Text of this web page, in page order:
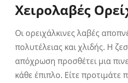
Χειρολαβές
Οι ορειχάλκινες λαβές
πολυτέλειας και χλιδής. Η
απόχρωση προσθέτει μια
κάθε έπιπλο. Είτε προτιμάτε